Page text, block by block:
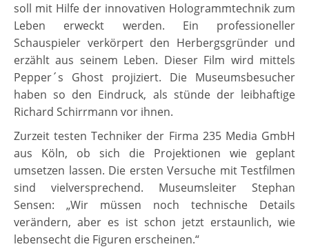
soll mit Hilfe der innovativen Hologrammtechnik zum
Leben erweckt werden. Ein professioneller
Schauspieler verkörpert den Herbergsgründer und
erzählt aus seinem Leben. Dieser Film wird mittels
Pepper´s Ghost projiziert. Die Museumsbesucher
haben so den Eindruck, als stünde der leibhaftige
Richard Schirrmann vor ihnen.
Zurzeit testen Techniker der Firma 235 Media GmbH
aus Köln, ob sich die Projektionen wie geplant
umsetzen lassen. Die ersten Versuche mit Testfilmen
sind vielversprechend. Museumsleiter Stephan
Sensen: „Wir müssen noch technische Details
verändern, aber es ist schon jetzt erstaunlich, wie
lebensecht die Figuren erscheinen.“